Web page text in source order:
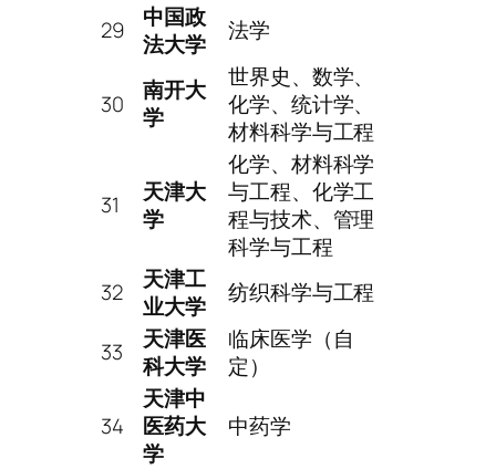
29
中国政
法大学
法学
30
南开大
学
世界史、数学、
化学、统计学、
材料科学与工程
31
天津大
学
化学、材料科学
与工程、化学工
程与技术、管理
科学与工程
32
天津工
业大学
纺织科学与工程
33
天津医
科大学
临床医学（自
定）
34
天津中
医药大
学
中药学